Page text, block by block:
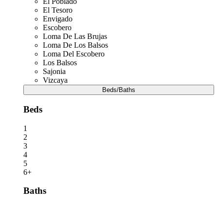
El Tesoro
Envigado
Escobero
Loma De Las Brujas
Loma De Los Balsos
Loma Del Escobero
Los Balsos
Sajonia
Vizcaya
Beds/Baths
Beds
1
2
3
4
5
6+
Baths